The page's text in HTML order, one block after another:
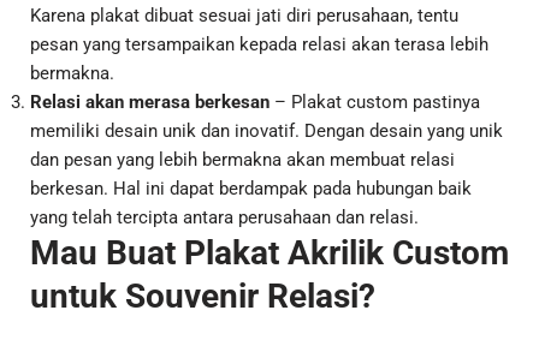
Karena plakat dibuat sesuai jati diri perusahaan, tentu
pesan yang tersampaikan kepada relasi akan terasa lebih
bermakna.
Relasi akan merasa berkesan – Plakat custom pastinya
memiliki desain unik dan inovatif. Dengan desain yang unik
dan pesan yang lebih bermakna akan membuat relasi
berkesan. Hal ini dapat berdampak pada hubungan baik
yang telah tercipta antara perusahaan dan relasi.
Mau Buat Plakat Akrilik Custom
untuk Souvenir Relasi?